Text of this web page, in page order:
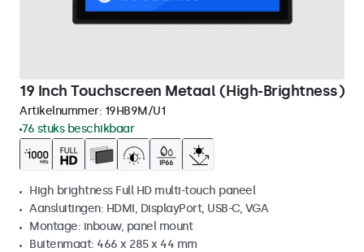
19 Inch Touchscreen Metaal (High-Brightness)
Artikelnummer: 19HB9M/U1
76 stuks beschikbaar
High brightness Full HD multi-touch paneel
Aansluitingen: HDMI, DisplayPort, USB-C, VGA
Montage: inbouw, panel mount
Buitenmaat: 466 x 285 x 44 mm